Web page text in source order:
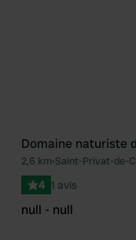
Domaine naturiste
2,6 km•Saint-Privat-de-
4 1 avis
null - null